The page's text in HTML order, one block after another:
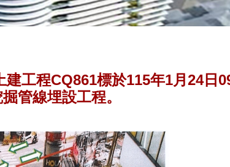
工程CQ861標於115年1月24日
管線埋設工程。